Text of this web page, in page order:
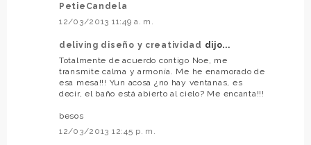
PetieCandela
12/03/2013 11:49 a. m.
deliving diseño y creatividad dijo...
Totalmente de acuerdo contigo Noe, me
transmite calma y armonía. Me he enamorado de
esa mesa!!! Yun acosa ¿no hay ventanas, es
decir, el baño está abierto al cielo? Me encanta!!!
besos
12/03/2013 12:45 p. m.